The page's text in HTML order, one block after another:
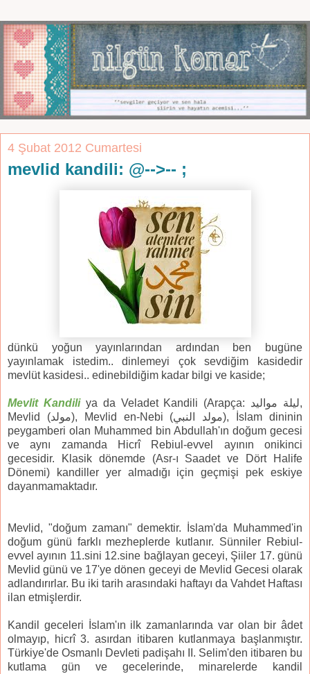
4 Şubat 2012 Cumartesi
mevlid kandili: @-->-- ;
dünkü yoğun yayınlarından ardından ben bugüne
yayınlamak istedim.. dinlemeyi çok sevdiğim kasidedir
mevlüt kasidesi.. edinebildiğim kadar bilgi ve kaside;
Mevlit Kandiliya da Veladet Kandili (Arapça: لیلة مواليد,
Mevlid (مولد), Mevlid en-Nebi (مولد النبي), İslam dininin
peygamberi olan Muhammed bin Abdullah'ın doğum gecesi
ve aynı zamanda Hicrî Rebiul-evvel ayının onikinci
gecesidir. Klasik dönemde (Asr-ı Saadet ve Dört Halife
Dönemi) kandiller yer almadığı için geçmişi pek eskiye
dayanmamaktadır.
Mevlid, "doğum zamanı" demektir. İslam'da Muhammed'in
doğum günü farklı mezheplerde kutlanır. Sünniler Rebiul-
evvel ayının 11.sini 12.sine bağlayan geceyi, Şiiler 17. günü
Mevlid günü ve 17'ye dönen geceyi de Mevlid Gecesi olarak
adlandırırlar. Bu iki tarih arasındaki haftayı da Vahdet Haftası
ilan etmişlerdir.
Kandil geceleri İslam'ın ilk zamanlarında var olan bir âdet
olmayıp, hicrî 3. asırdan itibaren kutlanmaya başlanmıştır.
Türkiye'de Osmanlı Devleti padişahı II. Selim'den itibaren bu
kutlama gün ve gecelerinde, minarelerde kandil